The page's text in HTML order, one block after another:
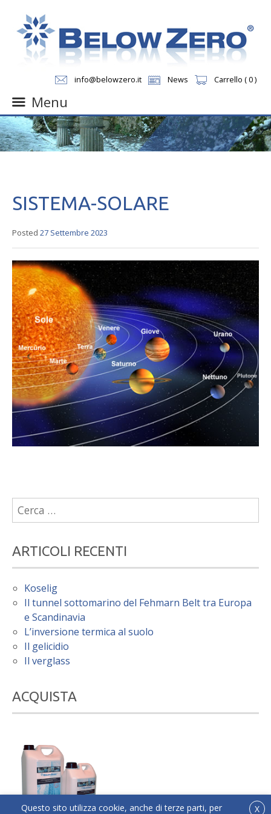
info@belowzero.it News Carrello ( 0 )
Menu
Skip
to
content
SISTEMA-SOLARE
Posted 27 Settembre 2023
Ricerca
per:
ARTICOLI RECENTI
Koselig
Il tunnel sottomarino del Fehmarn Belt tra Europa
e Scandinavia
L’inversione termica al suolo
Il gelicidio
Il verglass
ACQUISTA
X
Questo sito utilizza cookie, anche di terze parti, per